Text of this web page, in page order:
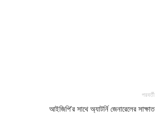
পরবর্তী
আইজিপি’র সাথে অ্যাটর্নি জেনারেলের সাক্ষাত